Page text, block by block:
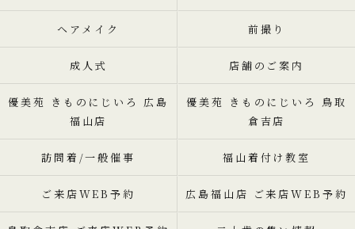
ヘアメイク 前撮り
成人式 店舗のご案内
優美苑 きものにじいろ 広島
福山店
優美苑 きものにじいろ 鳥取
倉吉店
訪問着/一般催事 福山着付け教室
ご来店WEB予約 広島福山店 ご来店WEB予約